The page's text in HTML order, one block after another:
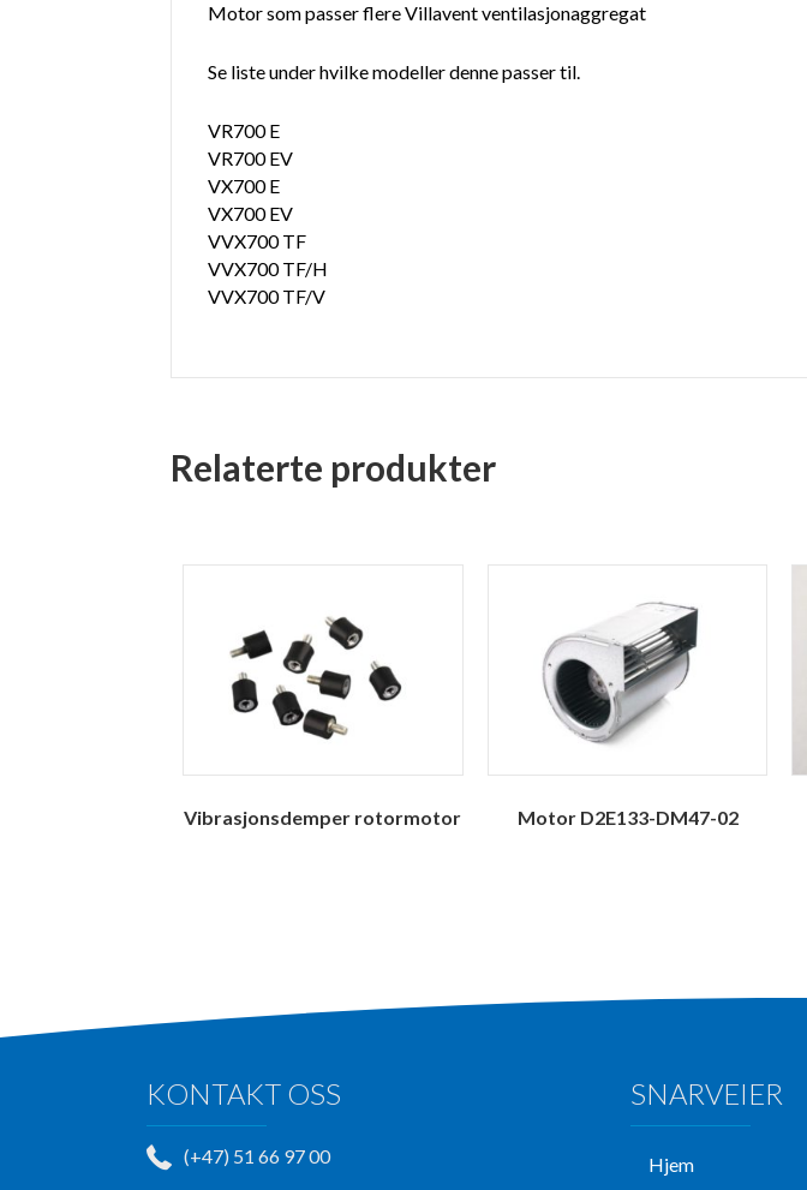
Motor som passer flere Villavent ventilasjonaggregat
Se liste under hvilke modeller denne passer til.
VR700 E
VR700 EV
VX700 E
VX700 EV
VVX700 TF
VVX700 TF/H
VVX700 TF/V
Relaterte produkter
Vibrasjonsdemper rotormotor Motor D2E133-DM47-02
KONTAKT OSS
(+47) 51 66 97 00
SNARVEIER
Hjem